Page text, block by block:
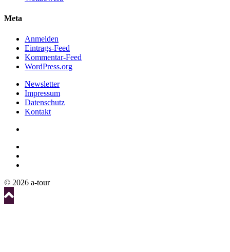
Meta
Anmelden
Eintrags-Feed
Kommentar-Feed
WordPress.org
Newsletter
Impressum
Datenschutz
Kontakt
© 2026 a-tour